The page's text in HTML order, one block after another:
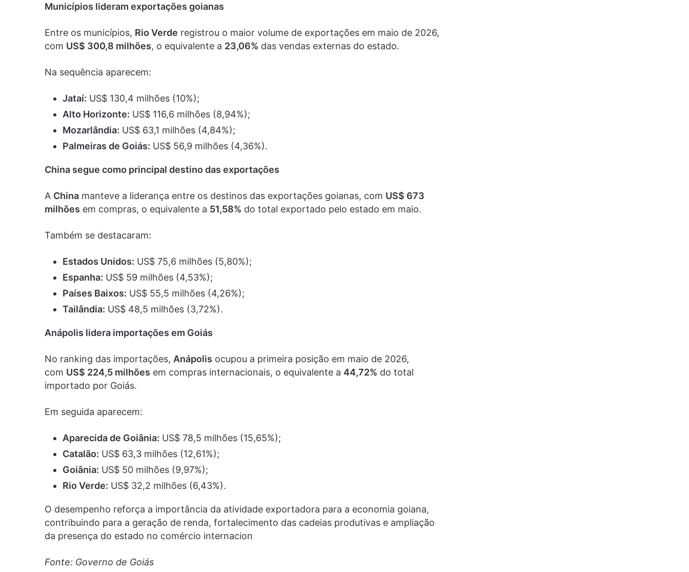
Municípios lideram exportações goianas
Entre os municípios, Rio Verde registrou o maior volume de exportações em maio de 2026,
com US$ 300,8 milhões, o equivalente a 23,06% das vendas externas do estado.
Na sequência aparecem:
Jataí: US$ 130,4 milhões (10%);
Alto Horizonte: US$ 116,6 milhões (8,94%);
Mozarlândia: US$ 63,1 milhões (4,84%);
Palmeiras de Goiás: US$ 56,9 milhões (4,36%).
China segue como principal destino das exportações
A China manteve a liderança entre os destinos das exportações goianas, com US$ 673
milhões em compras, o equivalente a 51,58% do total exportado pelo estado em maio.
Também se destacaram:
Estados Unidos: US$ 75,6 milhões (5,80%);
Espanha: US$ 59 milhões (4,53%);
Países Baixos: US$ 55,5 milhões (4,26%);
Tailândia: US$ 48,5 milhões (3,72%).
Anápolis lidera importações em Goiás
No ranking das importações, Anápolis ocupou a primeira posição em maio de 2026,
com US$ 224,5 milhões em compras internacionais, o equivalente a 44,72% do total
importado por Goiás.
Em seguida aparecem:
Aparecida de Goiânia: US$ 78,5 milhões (15,65%);
Catalão: US$ 63,3 milhões (12,61%);
Goiânia: US$ 50 milhões (9,97%);
Rio Verde: US$ 32,2 milhões (6,43%).
O desempenho reforça a importância da atividade exportadora para a economia goiana,
contribuindo para a geração de renda, fortalecimento das cadeias produtivas e ampliação
da presença do estado no comércio internacion
Fonte: Governo de Goiás